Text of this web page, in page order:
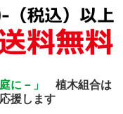
庭に－」 植木組合は
援します